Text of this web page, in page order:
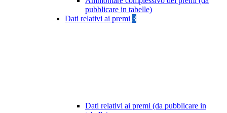
pubblicare in tabelle)
Dati relativi ai premi 3
Dati relativi ai premi (da pubblicare in